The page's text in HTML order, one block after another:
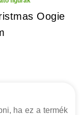
Oogie
ha ez a termék